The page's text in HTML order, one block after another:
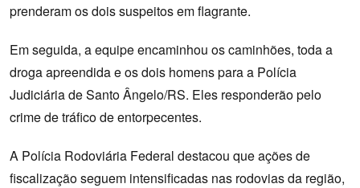
prenderam os dois suspeitos em flagrante.
Em seguida, a equipe encaminhou os caminhões, toda a
droga apreendida e os dois homens para a Polícia
Judiciária de Santo Ângelo/RS. Eles responderão pelo
crime de tráfico de entorpecentes.
A Polícia Rodoviária Federal destacou que ações de
fiscalização seguem intensificadas nas rodovias da região,